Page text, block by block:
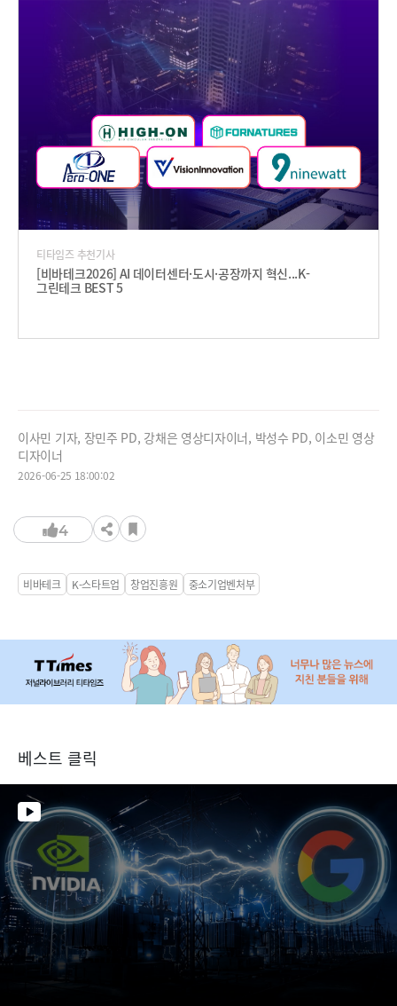
티타임즈 추천기사
[비바테크2026] AI 데이터센터·도시·공장까지 혁신...K-
그린테크 BEST 5
이사민 기자, 장민주 PD, 강채은 영상디자이너, 박성수 PD, 이소민 영상
디자이너
2026-06-25 18:00:02
4
비바테크 K-스타트업 창업진흥원 중소기업벤처부
베스트 클릭